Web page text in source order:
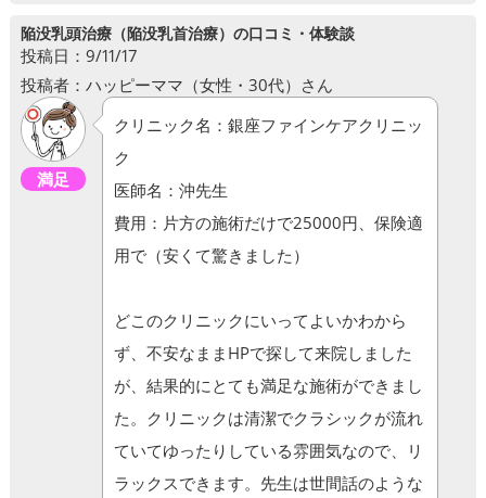
陥没乳頭治療（陥没乳首治療）の口コミ・体験談
投稿日：9/11/17
投稿者：ハッピーママ（女性・30代）さん
満足
クリニック名：銀座ファインケアクリニッ
ク
医師名：沖先生
費用：片方の施術だけで25000円、保険適
用で（安くて驚きました）
どこのクリニックにいってよいかわから
ず、不安なままHPで探して来院しました
が、結果的にとても満足な施術ができまし
た。クリニックは清潔でクラシックが流れ
ていてゆったりしている雰囲気なので、リ
ラックスできます。先生は世間話のような